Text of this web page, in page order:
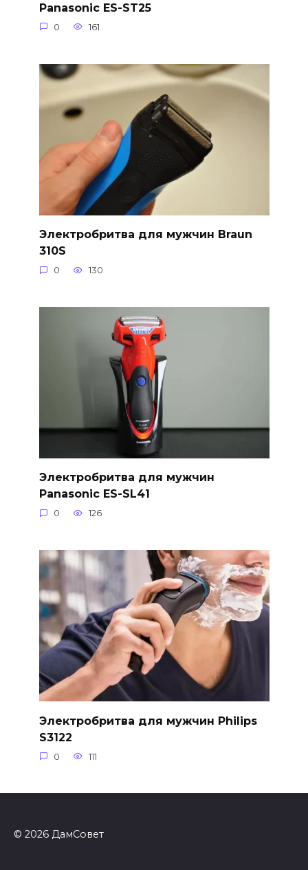
Panasonic ES-ST25
0 161
Электробритва для мужчин Braun
310S
0 130
Электробритва для мужчин
Panasonic ES-SL41
0 126
Электробритва для мужчин Philips
S3122
0 111
© 2026 ДамСовет